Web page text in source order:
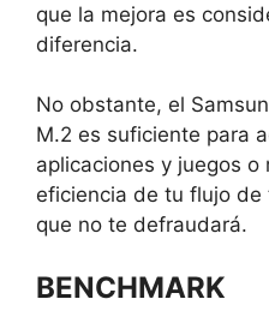
que la mejora es
diferencia.
No obstante, el
M.2 es suficiente para
aplicaciones y juegos o
eficiencia de tu flujo de
que no te defraudará.
BENCHMARK